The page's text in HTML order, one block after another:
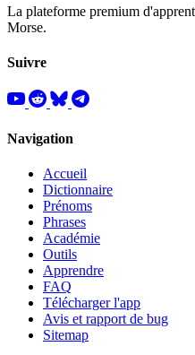
La plateforme premium
Morse.
Suivre
Navigation
Accueil
Dictionnaire
Prénoms
Phrases
Académie
Outils
Apprendre
FAQ
Télécharger l'app
Avis et rapport de bug
Sitemap